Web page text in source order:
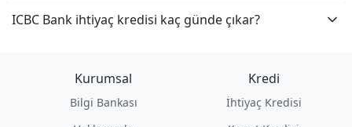
ICBC Bank ihtiyaç kredisi kaç günde çıkar?
Kurumsal
Bilgi Bankası
Kredi
İhtiyaç Kredisi